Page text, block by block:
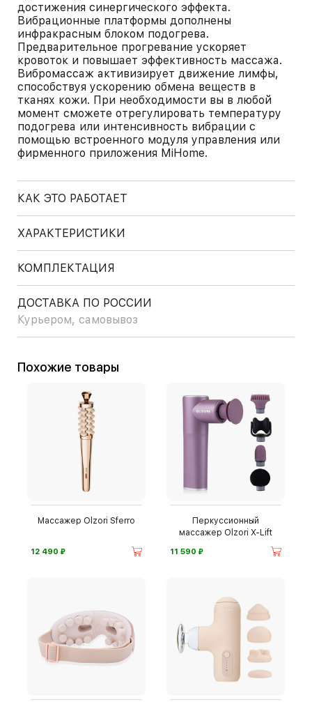
достижения синергического эффекта.
Вибрационные платформы дополнены
инфракрасным блоком подогрева.
Предварительное прогревание ускоряет
кровоток и повышает эффективность массажа.
Вибромассаж активизирует движение лимфы,
способствуя ускорению обмена веществ в
тканях кожи. При необходимости вы в любой
момент сможете отрегулировать температуру
подогрева или интенсивность вибрации с
помощью встроенного модуля управления или
фирменного приложения MiHome.
КАК ЭТО РАБОТАЕТ
ХАРАКТЕРИСТИКИ
КОМПЛЕКТАЦИЯ
ДОСТАВКА ПО РОССИИ
Курьером, самовывоз
Похожие товары
Массажер Olzori Sferro
12 490 ⃏
Перкуссионный
массажер Olzori X-Lift
11 590 ⃏